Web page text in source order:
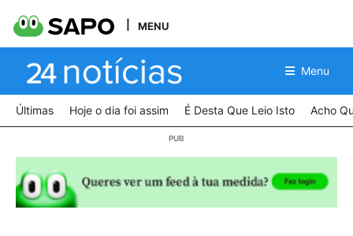
MENU
Menu
Últimas Hoje o dia foi assim É Desta Que Leio Isto Acho